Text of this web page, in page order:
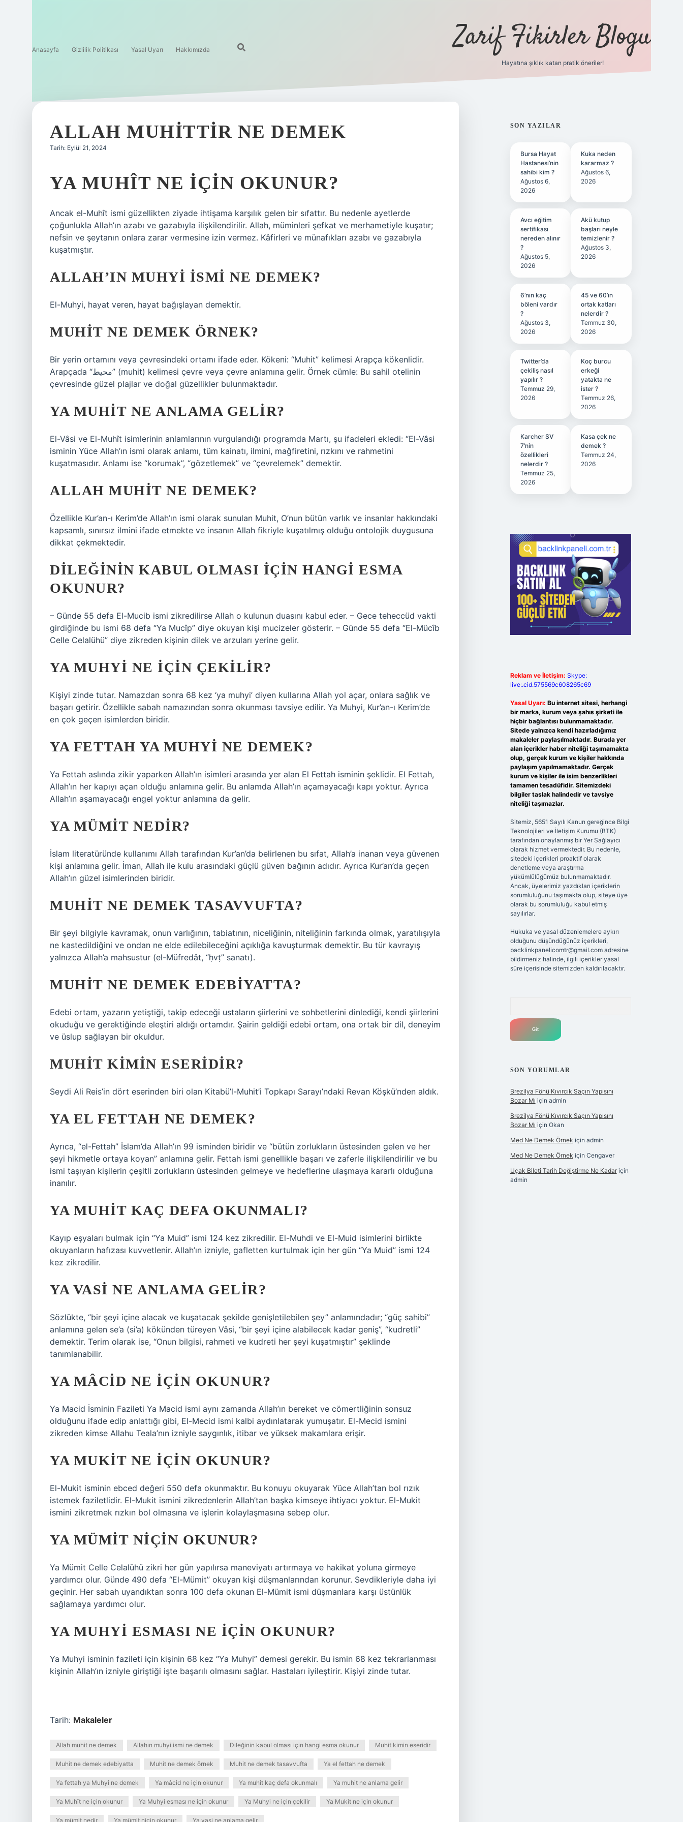
Anasayfa Gizlilik Politikası Yasal Uyarı Hakkımızda Zarif Fikirler Blogu
Hayatına şıklık katan pratik öneriler!
ALLAH MUHITTIR NE DEMEK
Tarih: Eylül 21, 2024
YA MUHÎT NE IÇIN OKUNUR?
Ancak el-Muhît ismi güzellikten ziyade ihtişama karşılık gelen bir sıfattır. Bu nedenle ayetlerde
çoğunlukla Allah’ın azabı ve gazabıyla ilişkilendirilir. Allah, müminleri şefkat ve merhametiyle kuşatır;
nefsin ve şeytanın onlara zarar vermesine izin vermez. Kâfirleri ve münafıkları azabı ve gazabıyla
kuşatmıştır.
ALLAH’IN MUHYI ISMI NE DEMEK?
El-Muhyi, hayat veren, hayat bağışlayan demektir.
MUHIT NE DEMEK ÖRNEK?
Bir yerin ortamını veya çevresindeki ortamı ifade eder. Kökeni: “Muhit” kelimesi Arapça kökenlidir.
Arapçada “محيط” (muhit) kelimesi çevre veya çevre anlamına gelir. Örnek cümle: Bu sahil otelinin
çevresinde güzel plajlar ve doğal güzellikler bulunmaktadır.
YA MUHIT NE ANLAMA GELIR?
El-Vâsi ve El-Muhît isimlerinin anlamlarının vurgulandığı programda Martı, şu ifadeleri ekledi: “El-Vâsi
isminin Yüce Allah’ın ismi olarak anlamı, tüm kainatı, ilmini, mağfiretini, rızkını ve rahmetini
kuşatmasıdır. Anlamı ise “korumak”, “gözetlemek” ve “çevrelemek” demektir.
ALLAH MUHIT NE DEMEK?
Özellikle Kur’an-ı Kerim’de Allah’ın ismi olarak sunulan Muhit, O’nun bütün varlık ve insanlar hakkındaki
kapsamlı, sınırsız ilmini ifade etmekte ve insanın Allah fikriyle kuşatılmış olduğu ontolojik duygusuna
dikkat çekmektedir.
DILEĞININ KABUL OLMASI IÇIN HANGI ESMA
OKUNUR?
– Günde 55 defa El-Mucib ismi zikredilirse Allah o kulunun duasını kabul eder. – Gece teheccüd vakti
girdiğinde bu ismi 68 defa “Ya Mucîp” diye okuyan kişi mucizeler gösterir. – Günde 55 defa “El-Mücîb
Celle Celalühü” diye zikreden kişinin dilek ve arzuları yerine gelir.
YA MUHYI NE IÇIN ÇEKILIR?
Kişiyi zinde tutar. Namazdan sonra 68 kez ‘ya muhyi’ diyen kullarına Allah yol açar, onlara sağlık ve
başarı getirir. Özellikle sabah namazından sonra okunması tavsiye edilir. Ya Muhyi, Kur’an-ı Kerim’de
en çok geçen isimlerden biridir.
YA FETTAH YA MUHYI NE DEMEK?
Ya Fettah aslında zikir yaparken Allah’ın isimleri arasında yer alan El Fettah isminin şeklidir. El Fettah,
Allah’ın her kapıyı açan olduğu anlamına gelir. Bu anlamda Allah’ın açamayacağı kapı yoktur. Ayrıca
Allah’ın aşamayacağı engel yoktur anlamına da gelir.
YA MÜMIT NEDIR?
İslam literatüründe kullanımı Allah tarafından Kur’an’da belirlenen bu sıfat, Allah’a inanan veya güvenen
kişi anlamına gelir. İman, Allah ile kulu arasındaki güçlü güven bağının adıdır. Ayrıca Kur’an’da geçen
Allah’ın güzel isimlerinden biridir.
MUHIT NE DEMEK TASAVVUFTA?
Bir şeyi bilgiyle kavramak, onun varlığının, tabiatının, niceliğinin, niteliğinin farkında olmak, yaratılışıyla
ne kastedildiğini ve ondan ne elde edilebileceğini açıklığa kavuşturmak demektir. Bu tür kavrayış
yalnızca Allah’a mahsustur (el-Müfredât, “ḥvṭ” sanatı).
MUHIT NE DEMEK EDEBIYATTA?
Edebi ortam, yazarın yetiştiği, takip edeceği ustaların şiirlerini ve sohbetlerini dinlediği, kendi şiirlerini
okuduğu ve gerektiğinde eleştiri aldığı ortamdır. Şairin geldiği edebi ortam, ona ortak bir dil, deneyim
ve üslup sağlayan bir okuldur.
MUHIT KIMIN ESERIDIR?
Seydi Ali Reis’in dört eserinden biri olan Kitabü’l-Muhit’i Topkapı Sarayı’ndaki Revan Köşkü’nden aldık.
YA EL FETTAH NE DEMEK?
Ayrıca, “el-Fettah” İslam’da Allah’ın 99 isminden biridir ve “bütün zorlukların üstesinden gelen ve her
şeyi hikmetle ortaya koyan” anlamına gelir. Fettah ismi genellikle başarı ve zaferle ilişkilendirilir ve bu
ismi taşıyan kişilerin çeşitli zorlukların üstesinden gelmeye ve hedeflerine ulaşmaya kararlı olduğuna
inanılır.
YA MUHIT KAÇ DEFA OKUNMALI?
Kayıp eşyaları bulmak için “Ya Muid” ismi 124 kez zikredilir. El-Muhdi ve El-Muid isimlerini birlikte
okuyanların hafızası kuvvetlenir. Allah’ın izniyle, gafletten kurtulmak için her gün “Ya Muid” ismi 124
kez zikredilir.
YA VASI NE ANLAMA GELIR?
Sözlükte, “bir şeyi içine alacak ve kuşatacak şekilde genişletilebilen şey” anlamındadır; “güç sahibi”
anlamına gelen se’a (si’a) kökünden türeyen Vâsi, “bir şeyi içine alabilecek kadar geniş”, “kudretli”
demektir. Terim olarak ise, “Onun bilgisi, rahmeti ve kudreti her şeyi kuşatmıştır” şeklinde
tanımlanabilir.
YA MÂCID NE IÇIN OKUNUR?
Ya Macid İsminin Fazileti Ya Macid ismi aynı zamanda Allah’ın bereket ve cömertliğinin sonsuz
olduğunu ifade edip anlattığı gibi, El-Mecid ismi kalbi aydınlatarak yumuşatır. El-Mecid ismini
zikreden kimse Allahu Teala’nın izniyle saygınlık, itibar ve yüksek makamlara erişir.
YA MUKIT NE IÇIN OKUNUR?
El-Mukit isminin ebced değeri 550 defa okunmaktır. Bu konuyu okuyarak Yüce Allah’tan bol rızık
istemek faziletlidir. El-Mukit ismini zikredenlerin Allah’tan başka kimseye ihtiyacı yoktur. El-Mukit
ismini zikretmek rızkın bol olmasına ve işlerin kolaylaşmasına sebep olur.
YA MÜMIT NIÇIN OKUNUR?
Ya Mümit Celle Celalühü zikri her gün yapılırsa maneviyatı artırmaya ve hakikat yoluna girmeye
yardımcı olur. Günde 490 defa “El-Mümit” okuyan kişi düşmanlarından korunur. Sevdikleriyle daha iyi
geçinir. Her sabah uyandıktan sonra 100 defa okunan El-Mümit ismi düşmanlara karşı üstünlük
sağlamaya yardımcı olur.
YA MUHYI ESMASI NE IÇIN OKUNUR?
Ya Muhyi isminin fazileti için kişinin 68 kez “Ya Muhyi” demesi gerekir. Bu ismin 68 kez tekrarlanması
kişinin Allah’ın izniyle giriştiği işte başarılı olmasını sağlar. Hastaları iyileştirir. Kişiyi zinde tutar.
Tarih: Makaleler
Allah muhit ne demek Allahın muhyi ismi ne demek Dileğinin kabul olması için hangi esma okunur Muhit kimin eseridir
Muhit ne demek edebiyatta Muhit ne demek örnek Muhit ne demek tasavvufta Ya el fettah ne demek
Ya fettah ya Muhyi ne demek Ya mâcid ne için okunur Ya muhit kaç defa okunmalı Ya muhit ne anlama gelir
Ya Muhît ne için okunur Ya Muhyi esması ne için okunur Ya Muhyi ne için çekilir Ya Mukit ne için okunur
Ya mümit nedir Ya mümit niçin okunur Ya vasi ne anlama gelir
SIDEBAR
SON YAZILAR
Bursa Hayat
Hastanesi’nin
sahibi kim ?
Ağustos 6,
2026
Kuka neden
kararmaz ?
Ağustos 6,
2026
Avcı eğitim
sertifikası
nereden alınır
?
Ağustos 5,
2026
Akü kutup
başları neyle
temizlenir ?
Ağustos 3,
2026
6’nın kaç
böleni vardır
?
Ağustos 3,
2026
45 ve 60’ın
ortak katları
nelerdir ?
Temmuz 30,
2026
Twitter’da
çekiliş nasıl
yapılır ?
Temmuz 29,
2026
Koç burcu
erkeği
yatakta ne
ister ?
Temmuz 26,
2026
Karcher SV
7’nin
özellikleri
nelerdir ?
Temmuz 25,
2026
Kasa çek ne
demek ?
Temmuz 24,
2026
Reklam ve İletişim: Skype:
live:.cid.575569c608265c69
Yasal Uyarı: Bu internet sitesi, herhangi
bir marka, kurum veya şahıs şirketi ile
hiçbir bağlantısı bulunmamaktadır.
Sitede yalnızca kendi hazırladığımız
makaleler paylaşılmaktadır. Burada yer
alan içerikler haber niteliği taşımamakta
olup, gerçek kurum ve kişiler hakkında
paylaşım yapılmamaktadır. Gerçek
kurum ve kişiler ile isim benzerlikleri
tamamen tesadüfidir. Sitemizdeki
bilgiler taslak halindedir ve tavsiye
niteliği taşımazlar.
Sitemiz, 5651 Sayılı Kanun gereğince Bilgi
Teknolojileri ve İletişim Kurumu (BTK)
tarafından onaylanmış bir Yer Sağlayıcı
olarak hizmet vermektedir. Bu nedenle,
sitedeki içerikleri proaktif olarak
denetleme veya araştırma
yükümlülüğümüz bulunmamaktadır.
Ancak, üyelerimiz yazdıkları içeriklerin
sorumluluğunu taşımakta olup, siteye üye
olarak bu sorumluluğu kabul etmiş
sayılırlar.
Hukuka ve yasal düzenlemelere aykırı
olduğunu düşündüğünüz içerikleri,
backlinkpanelicomtr@gmail.comadresine
bildirmeniz halinde, ilgili içerikler yasal
süre içerisinde sitemizden kaldırılacaktır.
SON YORUMLAR
Brezilya Fönü Kıvırcık Saçın Yapısını
Bozar Mı için admin
Brezilya Fönü Kıvırcık Saçın Yapısını
Bozar Mı için Okan
Med Ne Demek Örnek için admin
Med Ne Demek Örnek için Cengaver
Uçak Bileti Tarih Değiştirme Ne Kadariçin
admin